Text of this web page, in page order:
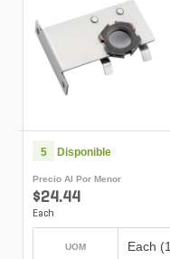
5 Disponible
Precio Al Por Menor
$24.44
Each
UOM Each